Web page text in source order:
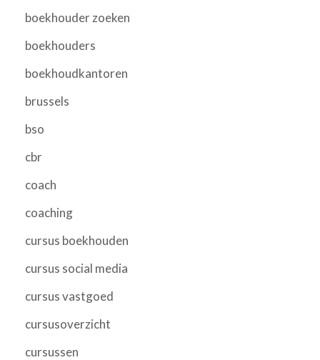
boekhouder zoeken
boekhouders
boekhoudkantoren
brussels
bso
cbr
coach
coaching
cursus boekhouden
cursus social media
cursus vastgoed
cursusoverzicht
cursussen